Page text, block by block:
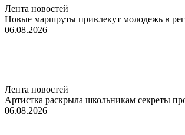
Лента новостей
Новые маршруты привлекут молодежь в
06.08.2026
Лента новостей
Артистка раскрыла школьникам секреты
06.08.2026